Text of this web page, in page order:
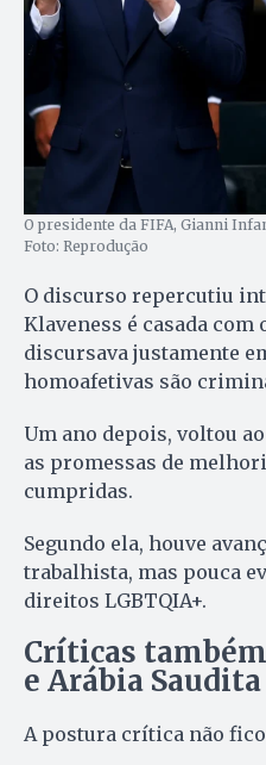
O presidente da FIFA, Gianni
Foto: Reprodução
O discurso repercutiu
Klaveness é casada com
discursava justamente
homoafetivas são
Um ano depois, voltou
as promessas de
cumpridas.
Segundo ela, houve
trabalhista, mas pouca
direitos LGBTQIA+.
Críticas
e Arábia Saudita
A postura crítica não